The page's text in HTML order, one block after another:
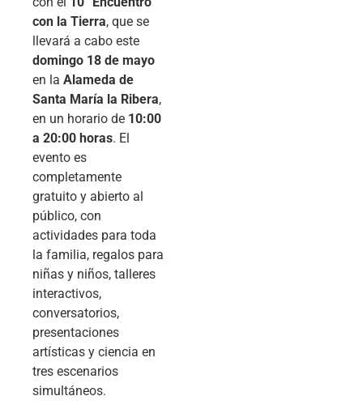
con la Tierra, que se
llevará a cabo este
domingo 18 de mayo
en la Alameda de
Santa María la Ribera,
en un horario de 10:00
a 20:00 horas. El
evento es
completamente
gratuito y abierto al
público, con
actividades para toda
la familia, regalos para
niñas y niños, talleres
interactivos,
conversatorios,
presentaciones
artísticas y ciencia en
tres escenarios
simultáneos.